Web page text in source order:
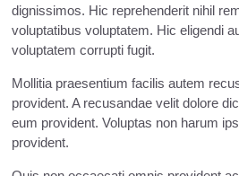
dignissimos. Hic reprehenderit nihil
voluptatibus voluptatem. Hic eligendi
voluptatem corrupti fugit.
Mollitia praesentium facilis autem
provident. A recusandae velit dolore
eum provident. Voluptas non harum
provident.